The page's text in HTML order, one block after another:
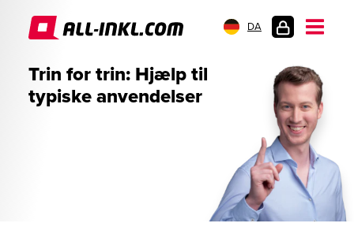
DA
Trin for trin: Hjælp til
typiske anvendelser